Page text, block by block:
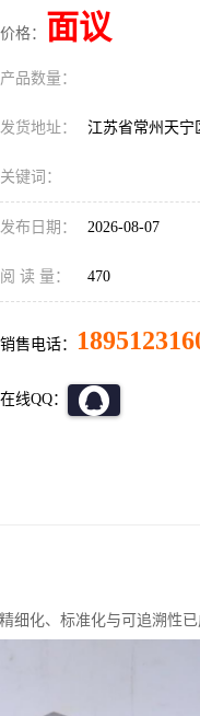
价格： 面议
产品数量：
发货地址： 江苏省常州天宁
关键词：
发布日期： 2026-08-07
阅 读 量： 470
销售电话：
在线QQ：
化、标准化与可追溯性已